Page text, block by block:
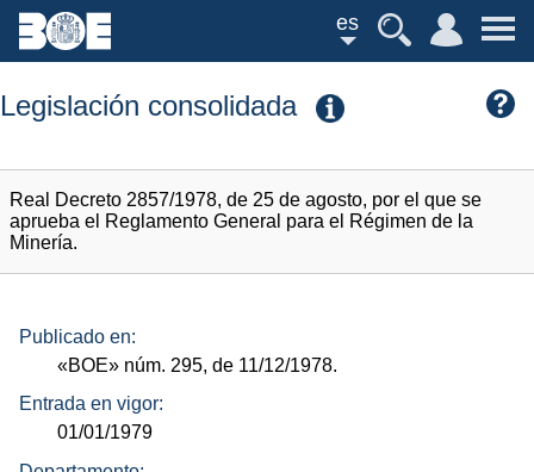
es
Legislación consolidada
Real Decreto 2857/1978, de 25 de agosto, por el que se
aprueba el Reglamento General para el Régimen de la
Minería.
Publicado en:
«BOE» núm. 295, de 11/12/1978.
Entrada en vigor:
01/01/1979